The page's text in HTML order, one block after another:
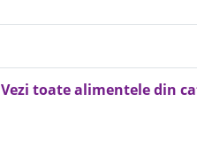
Vezi toate alimentele din